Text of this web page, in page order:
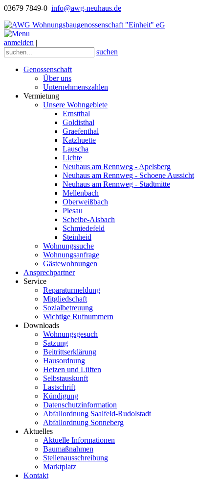
03679 7849-0 info@awg-neuhaus.de
anmelden |
suchen
Genossenschaft
Über uns
Unternehmenszahlen
Vermietung
Unsere Wohngebiete
Ernstthal
Goldisthal
Graefenthal
Katzhuette
Lauscha
Lichte
Neuhaus am Rennweg - Apelsberg
Neuhaus am Rennweg - Schoene Aussicht
Neuhaus am Rennweg - Stadtmitte
Mellenbach
Oberweißbach
Piesau
Scheibe-Alsbach
Schmiedefeld
Steinheid
Wohnungssuche
Wohnungsanfrage
Gästewohnungen
Ansprechpartner
Service
Reparaturmeldung
Mitgliedschaft
Sozialbetreuung
Wichtige Rufnummern
Downloads
Wohnungsgesuch
Satzung
Beitrittserklärung
Hausordnung
Heizen und Lüften
Selbstauskunft
Lastschrift
Kündigung
Datenschutzinformation
Abfallordnung Saalfeld-Rudolstadt
Abfallordnung Sonneberg
Aktuelles
Aktuelle Informationen
Baumaßnahmen
Stellenausschreibung
Marktplatz
Kontakt